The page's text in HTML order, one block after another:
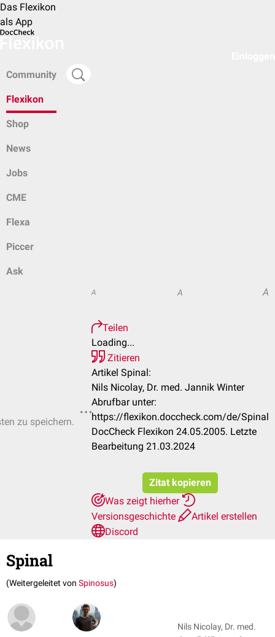
Das Flexikon
als App
Community
Flexikon
Shop
News
Jobs
CME
Flexa
Piccer
Ask
zu speichern.
A A A
Teilen
Loading...
Zitieren
Artikel Spinal:
Nils Nicolay, Dr. med. Jannik Winter
Abrufbar unter:
https://flexikon.doccheck.com/de/Spinal
DocCheck Flexikon 24.05.2005. Letzte
Bearbeitung 21.03.2024
Zitat kopieren
Was zeigt hierher
Versionsgeschichte
Artikel erstellen
Discord
Spinal
(Weitergeleitet von Spinosus)
Nils Nicolay, Dr. med.